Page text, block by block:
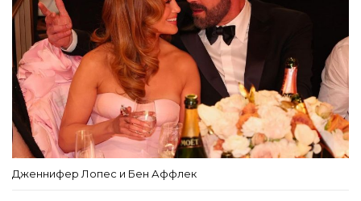
Дженнифер Лопес и Бен Аффлек